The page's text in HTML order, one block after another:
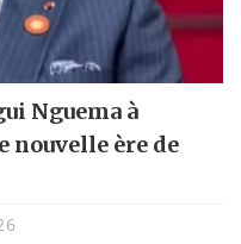
Nguema à
nouvelle ère de